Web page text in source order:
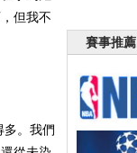
賽事推薦
但我不
。我們